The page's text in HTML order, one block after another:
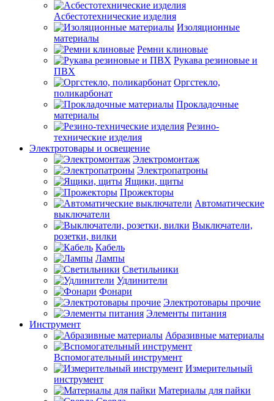
Асбестотехнические изделия
Изоляционные
материалы
Ремни клиновые
Рукава резиновые и
ПВХ
Оргстекло,
поликарбонат
Прокладочные
материалы
Резино-
технические изделия
Электротовары и освещение
Электромонтаж
Электропатроны
Ящики, щиты
Прожекторы
Автоматические
выключатели
Выключатели,
розетки, вилки
Кабель
Лампы
Светильники
Удлинители
Фонари
Электротовары прочие
Элементы питания
Инструмент
Абразивные материалы
Вспомогательный инструмент
Измерительный
инструмент
Материалы для пайки